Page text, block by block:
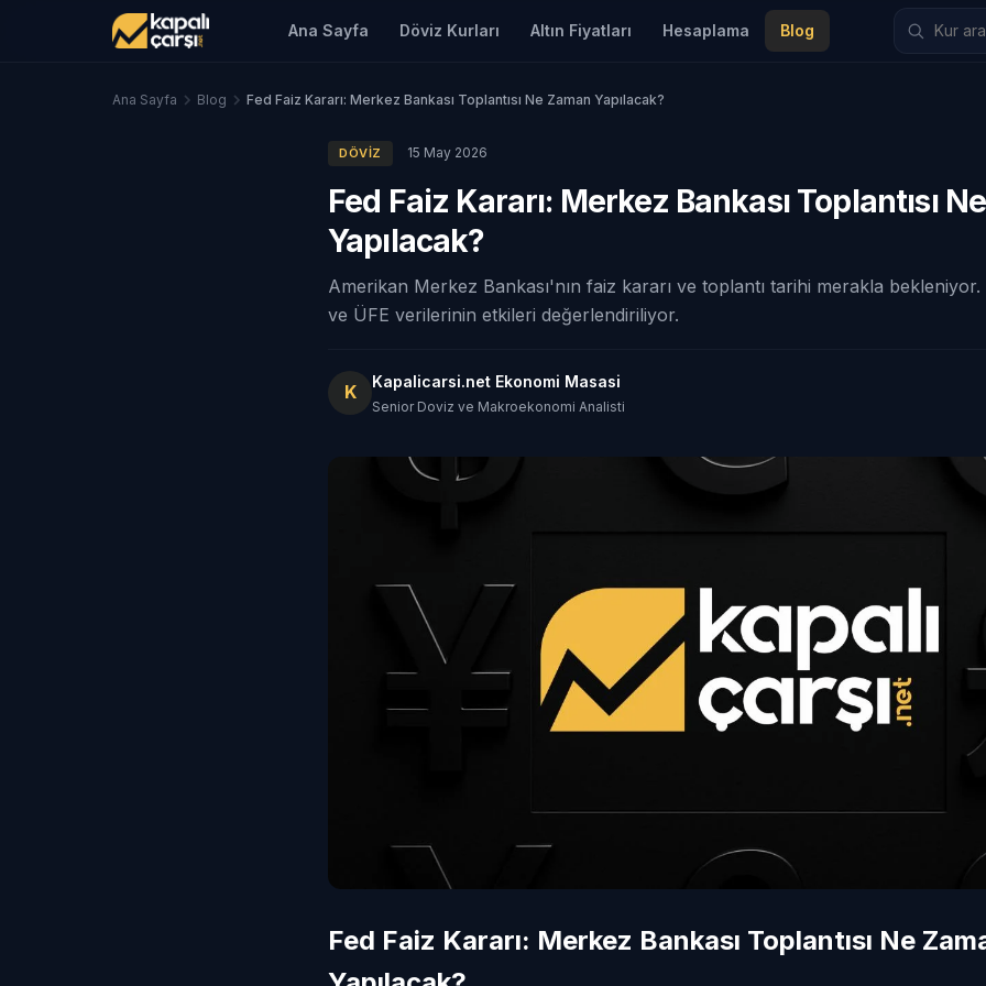
Ana Sayfa Döviz Kurları Altın Fiyatları Hesaplama Blog
Ana Sayfa Blog Fed Faiz Kararı: Merkez Bankası Toplantısı Ne Zaman Yapılacak?
DÖVIZ 15 May 2026
Fed Faiz Kararı: Merkez Bankası Toplantısı
Yapılacak?
Amerikan Merkez Bankası'nın faiz kararı ve toplantı tarihi merakla bekleniyor.
ve ÜFE verilerinin etkileri değerlendiriliyor.
K Kapalicarsi.net Ekonomi Masasi
Senior Doviz ve Makroekonomi Analisti
Fed Faiz Kararı: Merkez Bankası Toplantısı Ne